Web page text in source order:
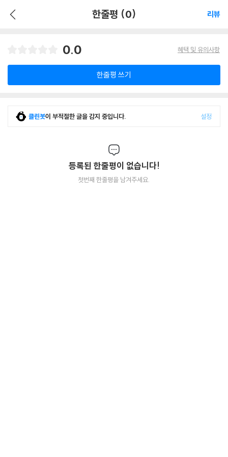
한줄평 (0) 리뷰
0.0 혜택 및 유의사항
한줄평 쓰기
클린봇이 부적절한 글을 감지 중입니다. 설정
등록된 한줄평이 없습니다!
첫번째 한줄평을 남겨주세요.